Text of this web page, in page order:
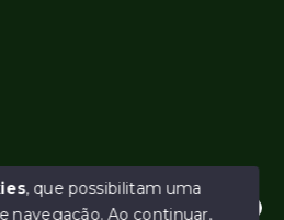
, que possibilitam uma
navegação.Ao continuar,